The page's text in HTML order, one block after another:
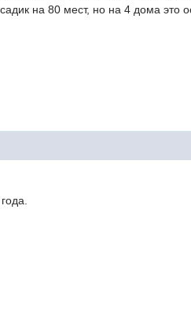
на 80 мест, но на 4 дома это